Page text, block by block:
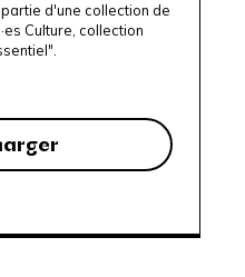
d'une collection de
Culture, collection